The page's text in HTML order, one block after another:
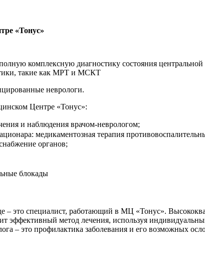
«Тонус»
комплексную диагностику состояния
такие как МРТ и МСКТ
неврологи.
Центре «Тонус»:
и наблюдения врачом-неврологом;
медикаментозная терапия
органов;
блокады
это специалист, работающий в МЦ «Тонус».
эффективный метод лечения, используя
– это профилактика заболевания и его возможных